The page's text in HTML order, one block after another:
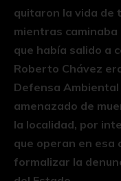
quitaron la vida de
mientras
que había salido a
Roberto Chávez
Defensa
amenazado de
la localidad, por
que operan en esa
formalizar la